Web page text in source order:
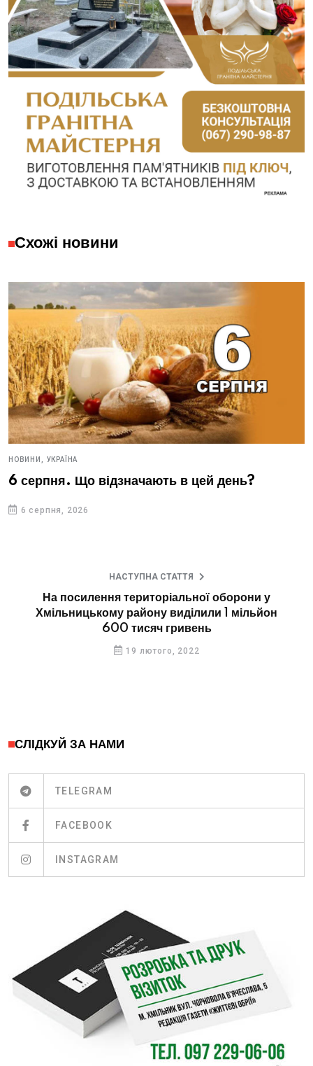
Схожі новини
НОВИНИ, УКРАЇНА
6 серпня. Що відзначають в цей день?
6 серпня, 2026
НАСТУПНА СТАТТЯ
На посилення територіальної оборони у
Хмільницькому району виділили 1 мільйон
600 тисяч гривень
19 лютого, 2022
СЛІДКУЙ ЗА НАМИ
TELEGRAM
FACEBOOK
INSTAGRAM